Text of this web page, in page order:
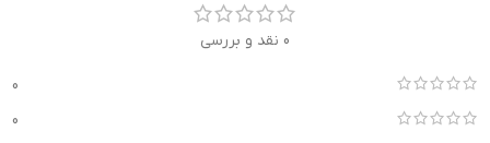
0 نقد و بررسی
0
0